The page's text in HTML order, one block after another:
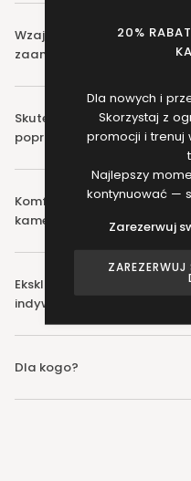
Wzajemna motywacja –
zaangażowanie.
Skuteczność – EMS
poprawia sylwetkę i spala
Komfort i prywatność –
kameralnej atmosferze.
Ekskluzywne
indywidualna opieka trenera
Dla kogo?
20%
Dla nowych i
Skorzystaj z
promocji i trenuj
Najlepszy
kontynuować —
Zarezerwuj